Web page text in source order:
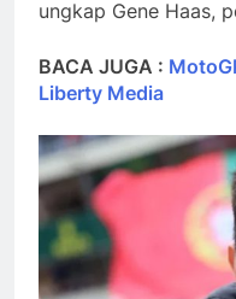
ungkap Gene Haas,
BACA JUGA :
Liberty Media